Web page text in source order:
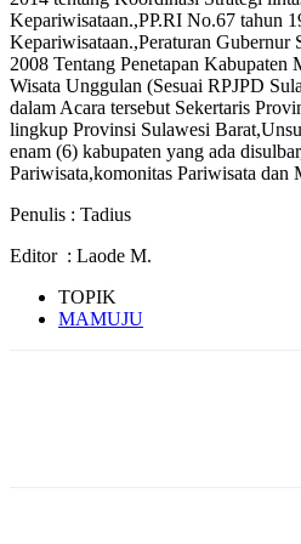
Kepariwisataan.,PP.RI No.67 tahun
Kepariwisataan.,Peraturan Gubernur
2008 Tentang Penetapan Kabupaten
Wisata Unggulan (Sesuai RPJPD
dalam Acara tersebut Sekertaris
lingkup Provinsi Sulawesi
enam (6) kabupaten yang ada
Pariwisata,komonitas Pariwisata dan
Penulis : Tadius
Editor : Laode M.
TOPIK
MAMUJU